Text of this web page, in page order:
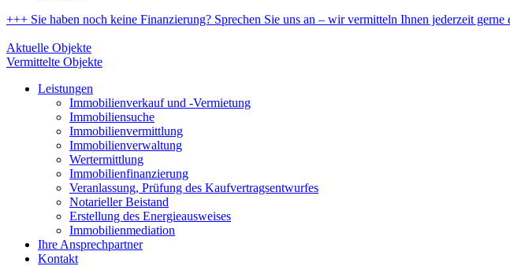
+++ Sie haben noch keine Finanzierung? Sprechen Sie uns an – wir vermitteln Ihnen jederzeit
Aktuelle Objekte
Vermittelte Objekte
Leistungen
Immobilienverkauf und -Vermietung
Immobiliensuche
Immobilienvermittlung
Immobilienverwaltung
Wertermittlung
Immobilienfinanzierung
Veranlassung, Prüfung des Kaufvertragsentwurfes
Notarieller Beistand
Erstellung des Energieausweises
Immobilienmediation
Ihre Ansprechpartner
Kontakt